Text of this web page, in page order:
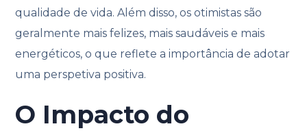
qualidade de vida. Além disso, os otimistas são
geralmente mais felizes, mais saudáveis e mais
energéticos, o que reflete a importância de adotar
uma perspetiva positiva.
O Impacto do